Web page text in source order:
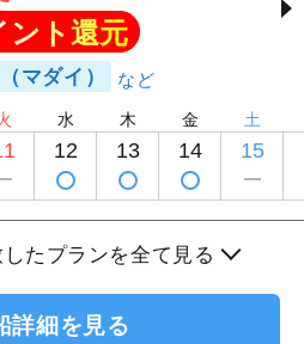
ント還元
マダイ）
水
12
木
13
金
14
土
15
たプランを全て見る
詳細を見る